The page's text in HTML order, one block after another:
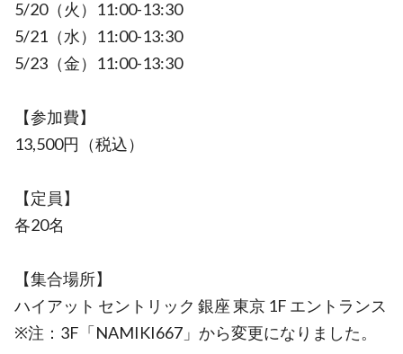
5/20（火）11:00-13:30
5/21（水）11:00-13:30
5/23（金）11:00-13:30
【参加費】
13,500円（税込）
【定員】
各20名
【集合場所】
ハイアット セントリック 銀座 東京 1F エントランス
※注：3F「NAMIKI667」から変更になりました。